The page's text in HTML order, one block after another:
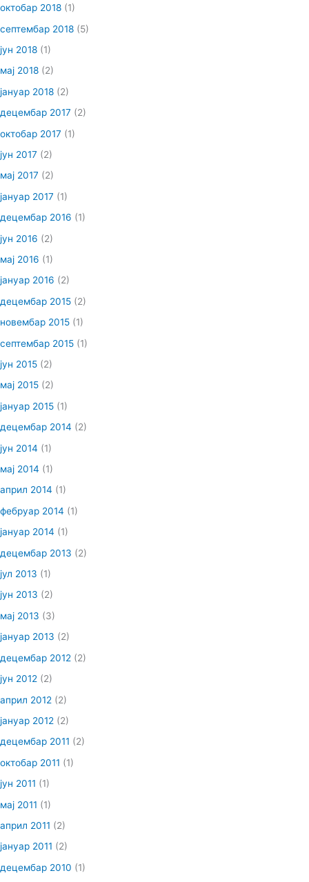
октобар 2018 (1)
септембар 2018 (5)
јун 2018 (1)
мај 2018 (2)
јануар 2018 (2)
децембар 2017 (2)
октобар 2017 (1)
јун 2017 (2)
мај 2017 (2)
јануар 2017 (1)
децембар 2016 (1)
јун 2016 (2)
мај 2016 (1)
јануар 2016 (2)
децембар 2015 (2)
новембар 2015 (1)
септембар 2015 (1)
јун 2015 (2)
мај 2015 (2)
јануар 2015 (1)
децембар 2014 (2)
јун 2014 (1)
мај 2014 (1)
април 2014 (1)
фебруар 2014 (1)
јануар 2014 (1)
децембар 2013 (2)
јул 2013 (1)
јун 2013 (2)
мај 2013 (3)
јануар 2013 (2)
децембар 2012 (2)
јун 2012 (2)
април 2012 (2)
јануар 2012 (2)
децембар 2011 (2)
октобар 2011 (1)
јун 2011 (1)
мај 2011 (1)
април 2011 (2)
јануар 2011 (2)
децембар 2010 (1)